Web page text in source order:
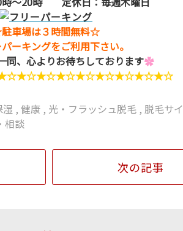
車場は３時間無料☆
ーキングをご利用下さい。
同、心よりお待ちしております✿
湿 ,健康 , 光・フラッシュ脱毛 , 脱毛サ
相談
次の記事